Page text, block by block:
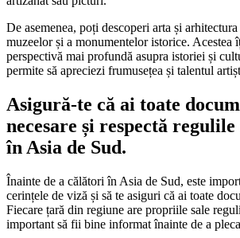
De asemenea, poți descoperi arta și
muzeelor și a monumentelor istorice. Acestea
perspectivă mai profundă asupra istoriei și
permite să apreciezi frumusețea și talentul
Asigură-te că ai toate
necesare și respectă
în Asia de Sud.
Înainte de a călători în Asia de Sud, este
cerințele de viză și să te asiguri că ai toate
Fiecare țară din regiune are propriile sale
important să fii bine informat înainte de a